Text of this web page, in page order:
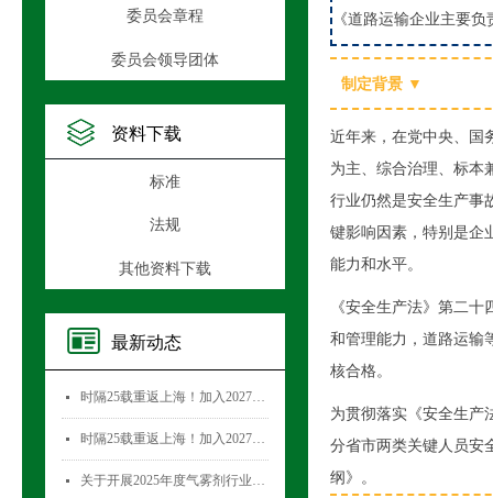
《道路运输企业主要
制定背景 ▼
近年来，在党中央、国
为主、综合治理、标本
行业仍然是安全生产事
键影响因素，特别是企
能力和水平。
《安全生产法》第二
和管理能力，道路运输
核合格。
为贯彻落实《安全生产
分省市两类关键人员安
纲》。
委员会章程
委员会领导团体
资料下载
标准
法规
其他资料下载
最新动态
넷 时隔25载重返上海！加入2027国际气雾剂与金属容器展览会，直面30,000+全球买家！
넷 时隔25载重返上海！加入2027国际气雾剂与金属容器展览会，直面30,000+全球买家！
넷 关于开展2025年度气雾剂行业数据统计工作的通知